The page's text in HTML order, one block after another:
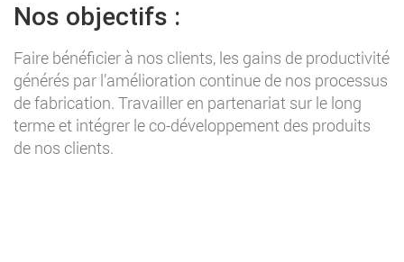
Nos objectifs :
Faire bénéficier à nos clients, les gains de productivité
générés par l’amélioration continue de nos processus
de fabrication. Travailler en partenariat sur le long
terme et intégrer le co-développement des produits
de nos clients.